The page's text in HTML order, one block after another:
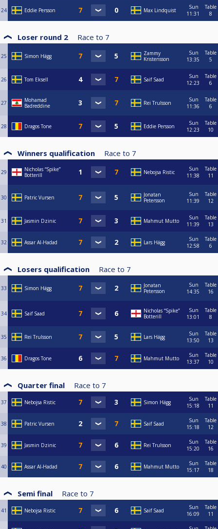
24 Eddie Persson Max Lindquist
Sun
11:31
Table
8
Loser round 2 Race to 7
25 Simon Hägg
Zammy
Kristensson
Sun
13:35
Table
5
26 Tom Eksell Saif Saad
Sun
12:23
Table
6
27
Mohamad
Badreddine
Rei Trulsson
Sun
11:36
Table
6
28 Dragos Tone Eddie Persson
Sun
12:23
Table
10
Winners qualification Race to 7
29
Nicholas “Spike”
Botterill
Nebojsa Ristic
Sun
11:38
Table
11
30 Patric Vursen
Jonatan
Petersson
Sun
11:39
Table
12
31 Jasmin Dzinic Mahmut Mutto
Sun
11:39
Table
13
32 Assar Al-Hadad Lars Hägg
Sun
12:58
Table
6
Losers qualification Race to 7
33 Simon Hägg
Jonatan
Petersson
Sun
14:35
Table
16
34 Saif Saad
Nicholas “Spike”
Botterill
Sun
13:01
Table
8
35 Rei Trulsson Lars Hägg
Sun
13:50
Table
13
36 Dragos Tone Mahmut Mutto
Sun
13:37
Table
10
Quarter final Race to 7
37 Nebojsa Ristic Simon Hägg
Sun
15:18
Table
11
38 Patric Vursen Saif Saad
Sun
15:18
Table
12
39 Jasmin Dzinic Rei Trulsson
Sun
15:20
Table
16
40 Assar Al-Hadad Mahmut Mutto
Sun
15:17
Table
18
Semi final Race to 7
41 Nebojsa Ristic Saif Saad
Sun
16:09
Table
11